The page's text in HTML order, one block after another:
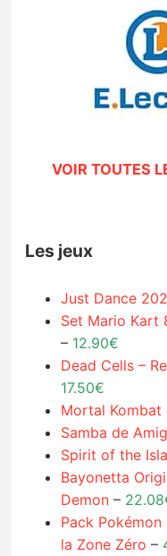
VOIR TOUTES
Les jeux
Just Dance
Set Mario Kart
– 12.90€
Dead Cells –
17.50€
Mortal Kombat
Samba de
Spirit of the
Bayonetta
Demon –
Pack
la Zone Zéro–